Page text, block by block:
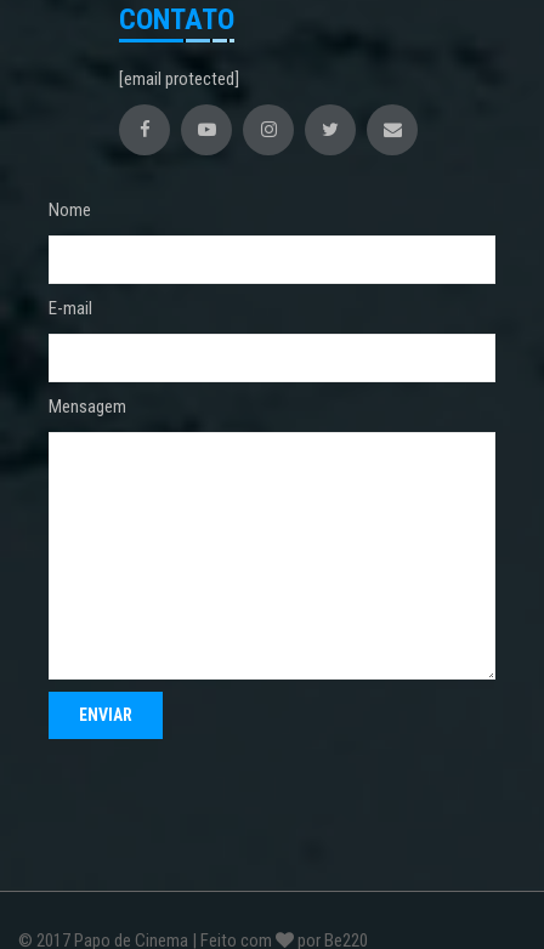
CONTATO
[email protected]
Nome
E-mail
Mensagem
© 2017 Papo de Cinema | Feito com por Be220